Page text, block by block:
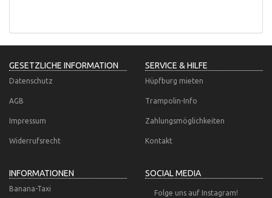
GESETZLICHE INFORMATION
Datenschutz
AGB
Impressum
Widerrufsrecht
SERVICE & HILFE
Hüpfburg mieten
Trampolin-Info
Zahlungsmöglichkeiten
Kontakt
INFORMATIONEN
Banana-Taxi
SOCIAL MEDIA
Folge uns auf Instagram!